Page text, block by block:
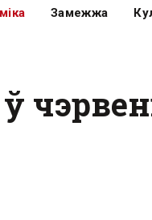
Замежжа